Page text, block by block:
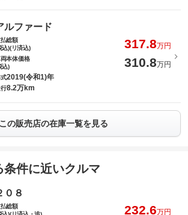
ルファード
総額
込)(リ済込)
317.8万円
本体価格
込)
310.8万円
2019(令和1)年
8.2万km
この販売店の在庫一覧を見る
条件に近いクルマ
０８
総額
232.6万円